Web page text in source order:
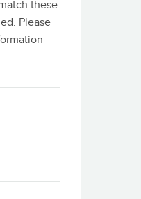
these
Please